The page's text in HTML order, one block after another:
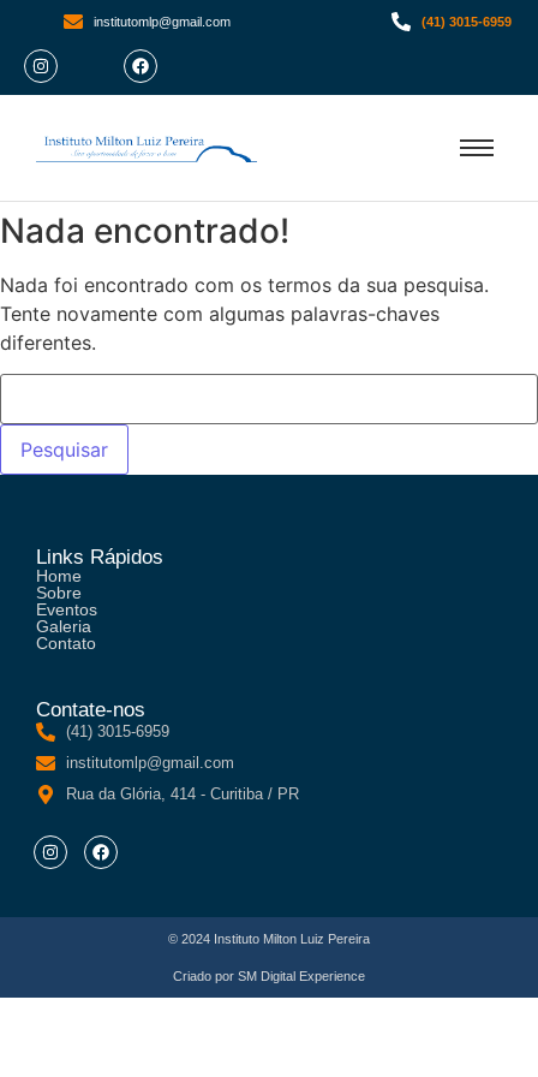
institutomlp@gmail.com (41) 3015-6959
Nada encontrado!
Nada foi encontrado com os termos da sua pesquisa.
Tente novamente com algumas palavras-chaves
diferentes.
Links Rápidos
Home
Sobre
Eventos
Galeria
Contato
Contate-nos
(41) 3015-6959
institutomlp@gmail.com
Rua da Glória, 414 - Curitiba / PR
© 2024 Instituto Milton Luiz Pereira
Criado por SM Digital Experience